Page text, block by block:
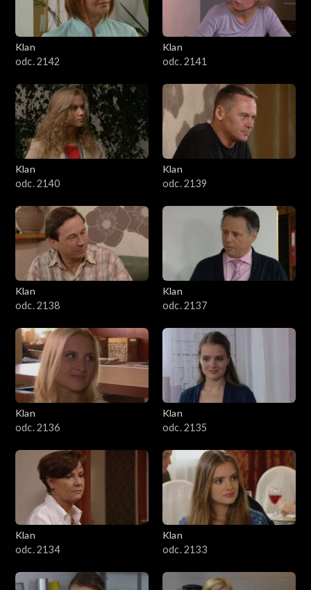
Klan
odc. 2142
Klan
odc. 2141
Klan
odc. 2140
Klan
odc. 2139
Klan
odc. 2138
Klan
odc. 2137
Klan
odc. 2136
Klan
odc. 2135
Klan
odc. 2134
Klan
odc. 2133